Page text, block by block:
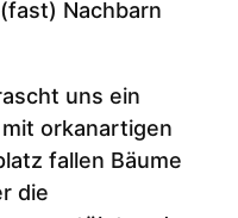
Nachbarn
uns ein
orkanartigen
fallen Bäume
die